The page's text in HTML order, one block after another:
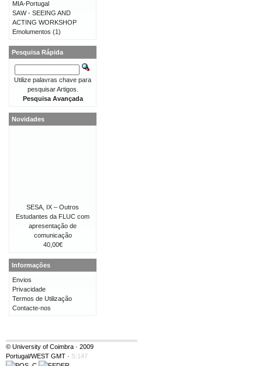
MIA-Portugal
SAW - SEEING AND
ACTING WORKSHOP
Emolumentos (1)
Pesquisa Rápida
Utilize palavras chave para
pesquisar Artigos.
Pesquisa Avançada
Novidades
SESA, IX – Outros
Estudantes da FLUC com
apresentação de
comunicação
40,00€
Informações
Envios
Privacidade
Termos de Utilização
Contacte-nos
© University of Coimbra · 2009
Portugal/WEST GMT · S:147